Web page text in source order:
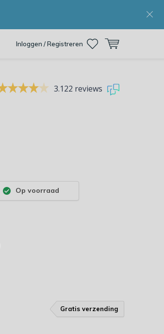
Inloggen / Registreren
3.122 reviews
Op voorraad
Gratis verzending